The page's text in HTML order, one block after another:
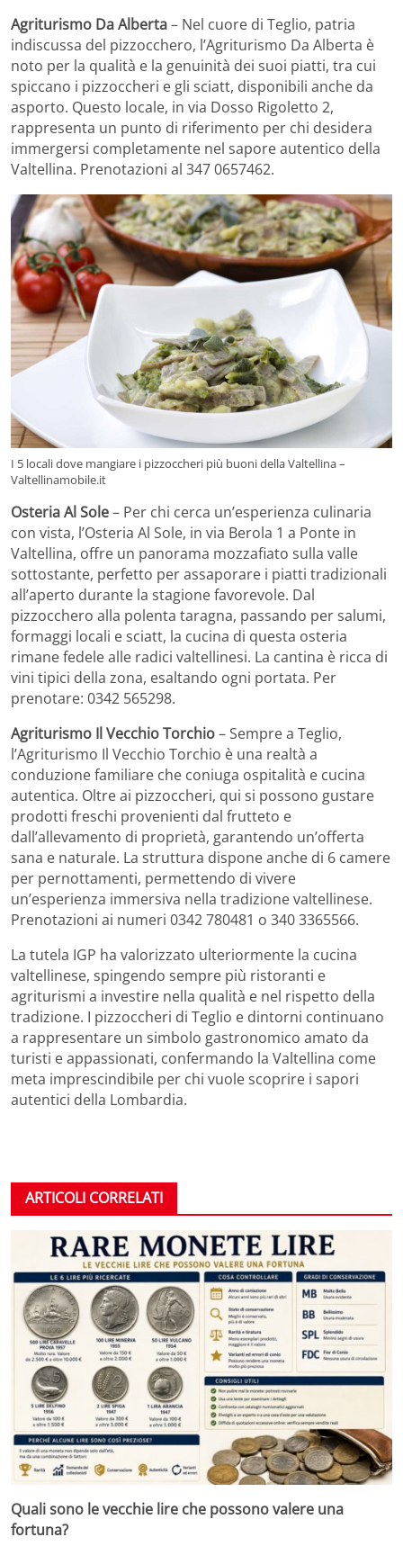
Agriturismo Da Alberta– Nel cuore di Teglio, patria
indiscussa del pizzocchero, l’Agriturismo Da Alberta è
noto per la qualità e la genuinità dei suoi piatti, tra cui
spiccano i pizzoccheri e gli sciatt, disponibili anche da
asporto. Questo locale, in via Dosso Rigoletto 2,
rappresenta un punto di riferimento per chi desidera
immergersi completamente nel sapore autentico della
Valtellina. Prenotazioni al 347 0657462.
I 5 locali dove mangiare i pizzoccheri più buoni della Valtellina –
Valtellinamobile.it
Osteria Al Sole– Per chi cerca un’esperienza culinaria
con vista, l’Osteria Al Sole, in via Berola 1 a Ponte in
Valtellina, offre un panorama mozzafiato sulla valle
sottostante, perfetto per assaporare i piatti tradizionali
all’aperto durante la stagione favorevole. Dal
pizzocchero alla polenta taragna, passando per salumi,
formaggi locali e sciatt, la cucina di questa osteria
rimane fedele alle radici valtellinesi. La cantina è ricca di
vini tipici della zona, esaltando ogni portata. Per
prenotare: 0342 565298.
Agriturismo Il Vecchio Torchio– Sempre a Teglio,
l’Agriturismo Il Vecchio Torchio è una realtà a
conduzione familiare che coniuga ospitalità e cucina
autentica. Oltre ai pizzoccheri, qui si possono gustare
prodotti freschi provenienti dal frutteto e
dall’allevamento di proprietà, garantendo un’offerta
sana e naturale. La struttura dispone anche di 6 camere
per pernottamenti, permettendo di vivere
un’esperienza immersiva nella tradizione valtellinese.
Prenotazioni ai numeri 0342 780481 o 340 3365566.
La tutela IGP ha valorizzato ulteriormente la cucina
valtellinese, spingendo sempre più ristoranti e
agriturismi a investire nella qualità e nel rispetto della
tradizione. I pizzoccheri di Teglio e dintorni continuano
a rappresentare un simbolo gastronomico amato da
turisti e appassionati, confermando la Valtellina come
meta imprescindibile per chi vuole scoprire i sapori
autentici della Lombardia.
ARTICOLI CORRELATI
Quali sono le vecchie lire che possono valere una
fortuna?